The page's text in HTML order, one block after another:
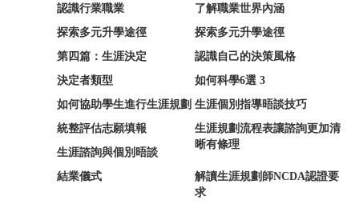
認識行業職業
探索多元升學途徑
了解職業世界內涵
探索多元升學途徑
第四篇：生涯決定
決定者類型
如何協助學生進行生涯規劃
統整評估志願填報
生涯諮詢與個別晤談
認識自己的決策風格
如何科學6選 3
生涯個別指導晤談技巧
生涯規劃流程表讓諮詢更加清
晰有條理
結業儀式
解讀生涯規劃師NCDA認證要
求